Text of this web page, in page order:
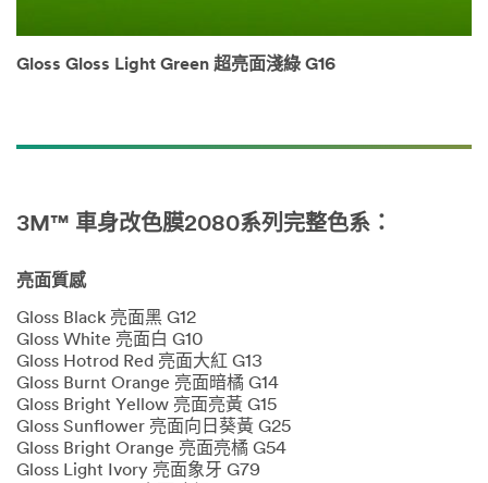
Gloss Gloss Light Green 超亮面淺綠 G16
3M™ 車身改色膜2080系列完整色系：
亮面質感
Gloss Black 亮面黑 G12
Gloss White 亮面白 G10
Gloss Hotrod Red 亮面大紅 G13
Gloss Burnt Orange 亮面暗橘 G14
Gloss Bright Yellow 亮面亮黃 G15
Gloss Sunflower 亮面向日葵黃 G25
Gloss Bright Orange 亮面亮橘 G54
Gloss Light Ivory 亮面象牙 G79